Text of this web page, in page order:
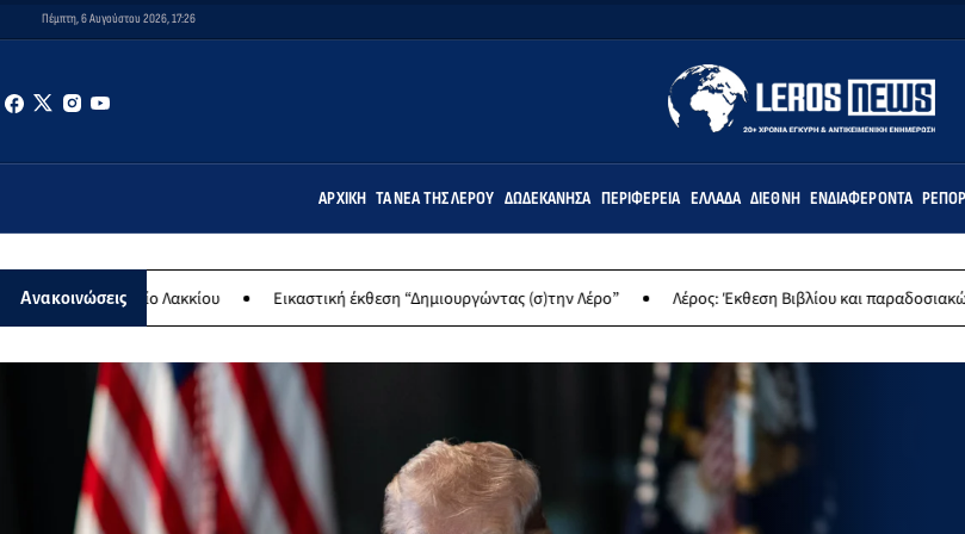
Πέμπτη, 6 Αυγούστου 2026, 17:26
ΑΡΧΙΚΉ ΤΑ ΝΈΑ ΤΗΣ ΛΈΡΟΥ ΔΩΔΕΚΆΝΗΣΑ ΠΕΡΙΦΈΡΕΙΑ ΕΛΛΆΔΑ ΔΙΕΘΝΉ ΕΝΔΙΑΦΈΡΟΝΤΑ
Ανακοινώσεις
Λακκίου Εικαστική έκθεση “Δημιουργώντας (σ)την Λέρο” Λέρος: Έκθεση Βιβλίου και παραδοσιακών γλυκών για